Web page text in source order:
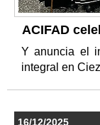
ACIFAD
Y anuncia el
integral en
16/12/2025